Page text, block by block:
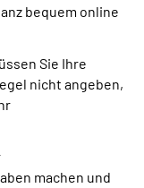
bequem online
Sie Ihre
nicht angeben,
machen und